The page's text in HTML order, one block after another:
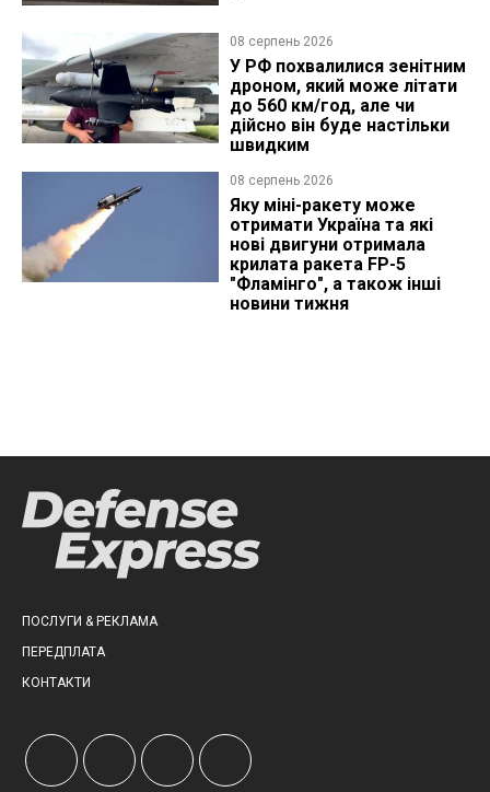
08 серпень 2026
У РФ похвалилися зенітним
дроном, який може літати
до 560 км/год, але чи
дійсно він буде настільки
швидким
08 серпень 2026
Яку міні-ракету може
отримати Україна та які
нові двигуни отримала
крилата ракета FP-5
"Фламінго", а також інші
новини тижня
ПОСЛУГИ & РЕКЛАМА
ПЕРЕДПЛАТА
КОНТАКТИ